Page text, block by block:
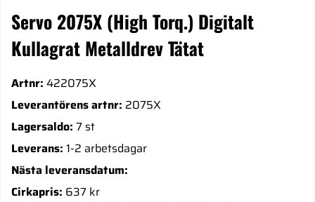
Servo 2075X (High Torq.) Digitalt
Kullagrat Metalldrev Tätat
Artnr: 422075X
Leverantörens artnr: 2075X
Lagersaldo: 7 st
Leverans: 1-2 arbetsdagar
Nästa leveransdatum:
Cirkapris: 637 kr